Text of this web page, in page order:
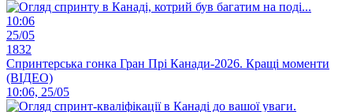
10:06
25/05
1832
Спринтерська гонка Гран Прі Канади-2026. Кращі моменти
(ВІДЕО)
10:06, 25/05